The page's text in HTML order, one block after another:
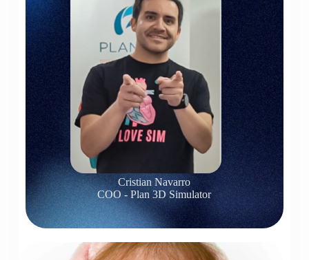
Cristian Navarro
COO - Plan 3D Simulator